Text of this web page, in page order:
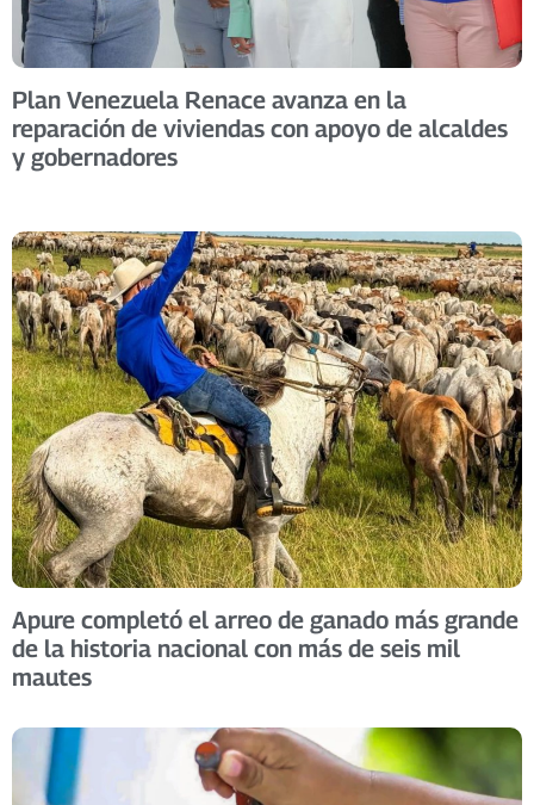
Plan Venezuela Renace avanza en la
reparación de viviendas con apoyo de alcaldes
y gobernadores
Apure completó el arreo de ganado más grande
de la historia nacional con más de seis mil
mautes